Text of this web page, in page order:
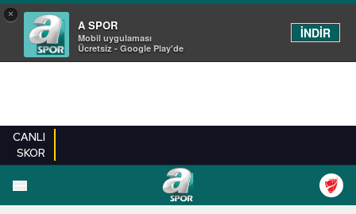
×
A SPOR
Mobil uygulaması
Ücretsiz - Google Play'de
İNDİR
CANLI
SKOR